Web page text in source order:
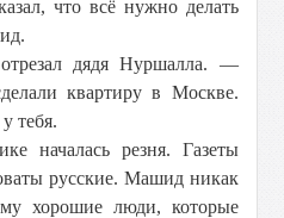
что всё нужно делать
дядя Нуршалла. —
квартиру в Москве.
тебя.
началась резня. Газеты
русские. Машид никак
хорошие люди, которые